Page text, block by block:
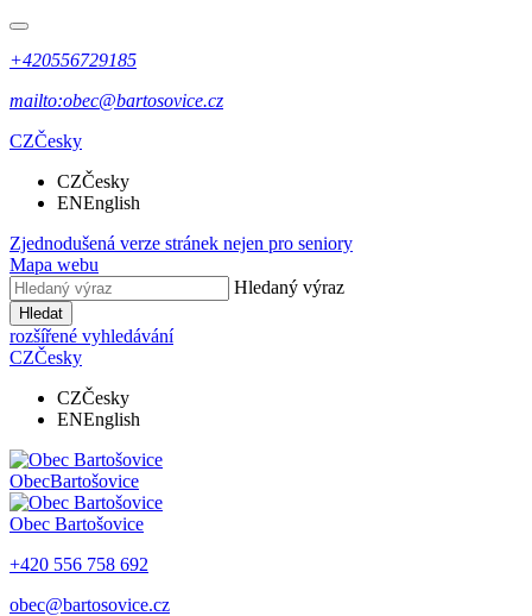
+420556729185
mailto:obec@bartosovice.cz
CZČesky
CZČesky
ENEnglish
Zjednodušená verze stránek nejen pro seniory
Mapa webu
Hledaný výraz
Hledat
rozšířené vyhledávání
CZČesky
CZČesky
ENEnglish
ObecBartošovice
Obec Bartošovice
+420 556 758 692
obec@bartosovice.cz